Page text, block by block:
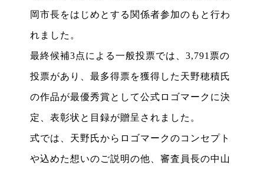
岡市長をはじめとする関係者参加のもと行わ
れました。
最終候補3点による一般投票では、3,791票の
投票があり、最多得票を獲得した天野穂積氏
の作品が最優秀賞として公式ロゴマークに決
定、表彰状と目録が贈呈されました。
式では、天野氏からロゴマークのコンセプト
や込めた想いのご説明の他、審査員長の中山